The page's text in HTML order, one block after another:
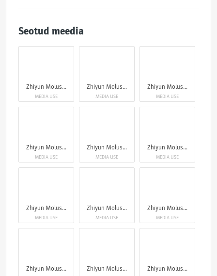
Seotud meedia
Zhiyun Molus G300
MEDIA USE
Zhiyun Molus G300
MEDIA USE
Zhiyun Molus G300
MEDIA USE
Zhiyun Molus G300
MEDIA USE
Zhiyun Molus G300
MEDIA USE
Zhiyun Molus G300
MEDIA USE
Zhiyun Molus G300
MEDIA USE
Zhiyun Molus G300
MEDIA USE
Zhiyun Molus G300
MEDIA USE
Zhiyun Molus G300 Zhiyun Molus G300 Zhiyun Molus G300